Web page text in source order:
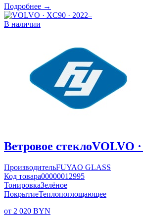
Подробнее →
В наличии
Ветровое стеклоVOLVO ·
ПроизводительFUYAO GLASS
Код товара00000012995
ТонировкаЗелёное
ПокрытиеТеплопоглощающее
от 2 020 BYN